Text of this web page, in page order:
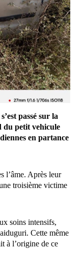
passé sur la
petit vehicule
en partance
l’âme. Après leur
troisième victime
soins intensifs,
Cette même
à l’origine de ce